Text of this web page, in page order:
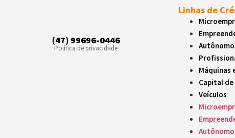
Empréstimos para
Linhas de crédito
Capital
Crédito rápido
(47) 99696-0446
Política de privacidade
Linhas de
Máquinas
Capital de
Veículos